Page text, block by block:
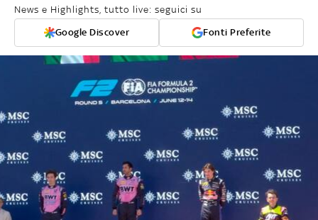
News e Highlights, tutto live: seguici su
Google Discover Fonti Preferite